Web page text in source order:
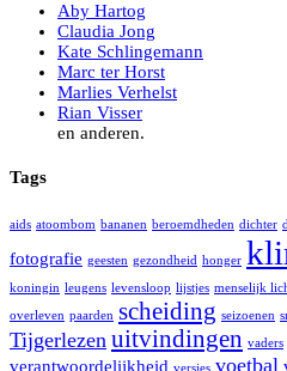
Aby Hartog
Claudia Jong
Kate Schlingemann
Marc ter Horst
Marlies Verhelst
Rian Visser
en anderen.
Tags
aids atoombom bananen beroemdheden dichter
fotografie geesten gezondheid honger
koningin leugens levensloop lijstjes menselijk
overleven paarden scheiding seizoenen
Tijgerlezen uitvindingen vaders
verantwoordelijkheid versjes voetbal